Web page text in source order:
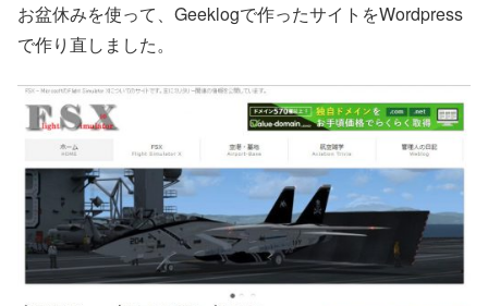
お盆休みを使って、Geeklogで作ったサイトをWordpress
で作り直しました。